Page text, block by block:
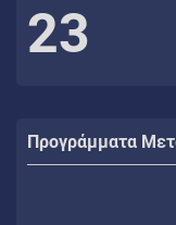
23
Προγράμματα